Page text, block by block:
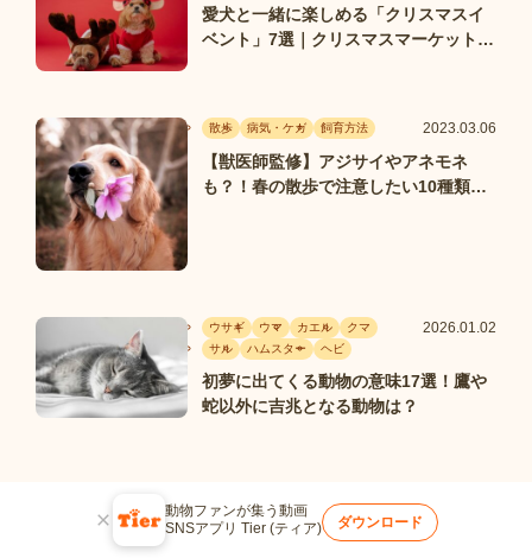
愛犬と一緒に楽しめる「クリスマスイ
ベント」7選｜クリスマスマーケットや
散歩 病気・ケガ 飼育方法 2023.03.06
【獣医師監修】アジサイやアネモネ
も？！春の散歩で注意したい10種類の
ウサギ ウマ カエル
クマ
サル
ハムスター ヘビ
2026.01.02
初夢に出てくる動物の意味17選！鷹や
蛇以外に吉兆となる動物は？
動物ファンが集う動画
SNSアプリ Tier (ティア)
ダウンロード